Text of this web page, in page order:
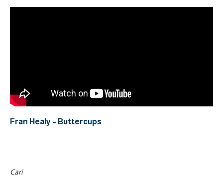
Fran Healy – Buttercups
Cari